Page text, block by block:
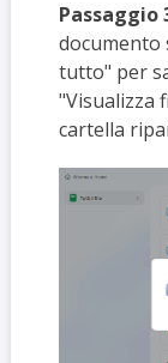
Passaggio
documento
tutto" per
"Visualizza
cartella